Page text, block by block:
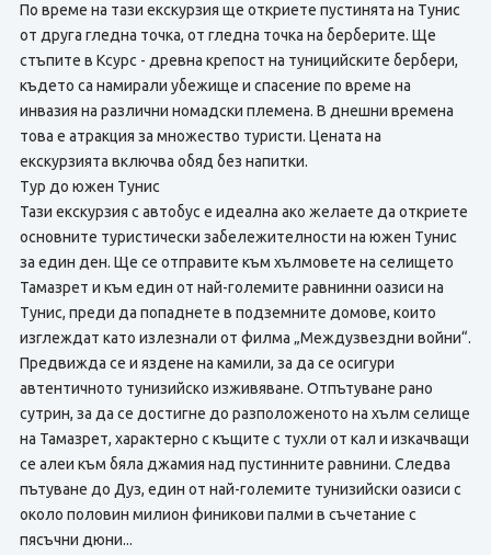
По време на тази екскурзия ще откриете пустинята на Тунис
от друга гледна точка, от гледна точка на берберите. Ще
стъпите в Ксурс - древна крепост на туницийските бербери,
където са намирали убежище и спасение по време на
инвазия на различни номадски племена. В днешни времена
това е атракция за множество туристи. Цената на
екскурзията включва обяд без напитки.
Тур до южен Тунис
Тази екскурзия с автобус е идеална ако желаете да откриете
основните туристически забележителности на южен Тунис
за един ден. Ще се отправите към хълмовете на селището
Тамазрет и към един от най-големите равнинни оазиси на
Тунис, преди да попаднете в подземните домове, които
изглеждат като излезнали от филма „Междузвездни войни“.
Предвижда се и яздене на камили, за да се осигури
автентичното тунизийско изживяване. Отпътуване рано
сутрин, за да се достигне до разположеното на хълм селище
на Тамазрет, характерно с къщите с тухли от кал и изкачващи
се алеи към бяла джамия над пустинните равнини. Следва
пътуване до Дуз, един от най-големите тунизийски оазиси с
около половин милион финикови палми в съчетание с
пясъчни дюни...